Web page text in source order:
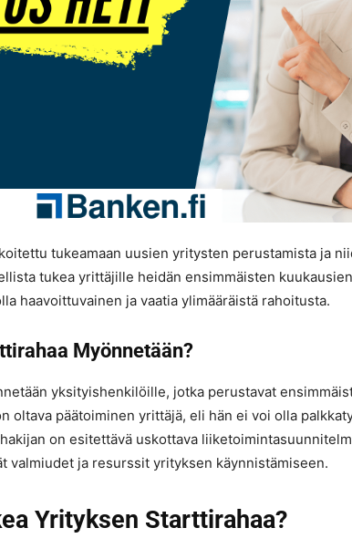
tukeamaan uusien yritysten perustamista ja
tukea yrittäjille heidän ensimmäisten
haavoittuvainen ja vaatia ylimääräistä rahoitusta.
Myönnetään?
yksityishenkilöille, jotka perustavat
oltava päätoiminen yrittäjä, eli hän ei voi olla
on esitettävä uskottava
valmiudet ja resurssit yrityksen käynnistämiseen.
Yrityksen Starttirahaa?